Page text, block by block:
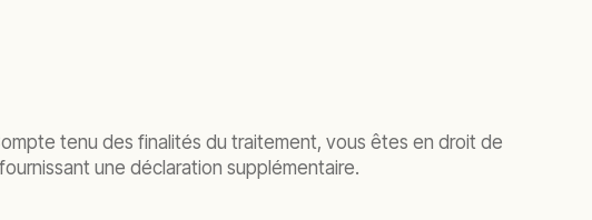
tenu des finalités du traitement, vous êtes en droit de
une déclaration supplémentaire.